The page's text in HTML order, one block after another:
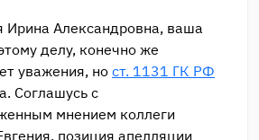
Ирина Александровна, ваша
делу, конечно же
уважения, но ст. 1131 ГК РФ
Соглашусь с
мнением коллеги
позиция апелляции